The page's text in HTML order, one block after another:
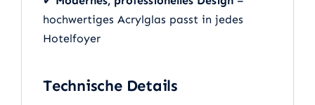
hochwertiges Acrylglas passt in jedes
Hotelfoyer
Technische Details